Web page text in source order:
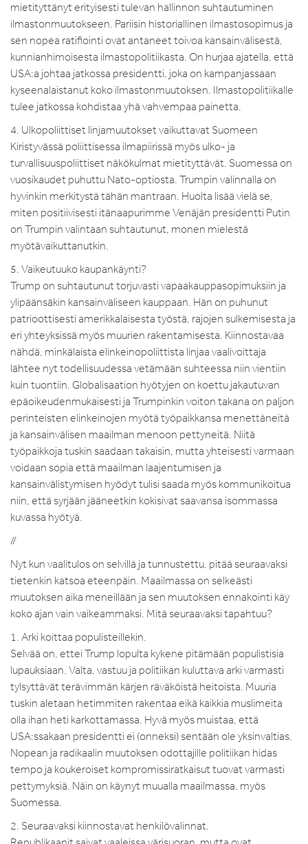
mietityttänyt erityisesti tulevan hallinnon suhtautuminen
ilmastonmuutokseen. Pariisin historiallinen ilmastosopimus ja
sen nopea ratifiointi ovat antaneet toivoa kansainvälisestä,
kunnianhimoisesta ilmastopolitiikasta. On hurjaa ajatella, että
USA:a johtaa jatkossa presidentti, joka on kampanjassaan
kyseenalaistanut koko ilmastonmuutoksen. Ilmastopolitiikalle
tulee jatkossa kohdistaa yhä vahvempaa painetta.
4. Ulkopoliittiset linjamuutokset vaikuttavat Suomeen
Kiristyvässä poliittisessa ilmapiirissä myös ulko- ja
turvallisuuspoliittiset näkökulmat mietityttävät. Suomessa on
vuosikaudet puhuttu Nato-optiosta. Trumpin valinnalla on
hyvinkin merkitystä tähän mantraan. Huolta lisää vielä se,
miten positiivisesti itänaapurimme Venäjän presidentti Putin
on Trumpin valintaan suhtautunut, monen mielestä
myötävaikuttanutkin.
5. Vaikeutuuko kaupankäynti?
Trump on suhtautunut torjuvasti vapaakauppasopimuksiin ja
ylipäänsäkin kansainväliseen kauppaan. Hän on puhunut
patrioottisesti amerikkalaisesta työstä, rajojen sulkemisesta ja
eri yhteyksissä myös muurien rakentamisesta. Kiinnostavaa
nähdä, minkälaista elinkeinopoliittista linjaa vaalivoittaja
lähtee nyt todellisuudessa vetämään suhteessa niin vientiin
kuin tuontiin. Globalisaation hyötyjen on koettu jakautuvan
epäoikeudenmukaisesti ja Trumpinkin voiton takana on paljon
perinteisten elinkeinojen myötä työpaikkansa menettäneitä
ja kansainvälisen maailman menoon pettyneitä. Niitä
työpaikkoja tuskin saadaan takaisin, mutta yhteisesti varmaan
voidaan sopia että maailman laajentumisen ja
kansainvälistymisen hyödyt tulisi saada myös kommunikoitua
niin, että syrjään jääneetkin kokisivat saavansa isommassa
kuvassa hyötyä.
//
Nyt kun vaalitulos on selvillä ja tunnustettu, pitää seuraavaksi
tietenkin katsoa eteenpäin. Maailmassa on selkeästi
muutoksen aika meneillään ja sen muutoksen ennakointi käy
koko ajan vain vaikeammaksi. Mitä seuraavaksi tapahtuu?
1. Arki koittaa populisteillekin.
Selvää on, ettei Trump lopulta kykene pitämään populistisia
lupauksiaan. Valta, vastuu ja politiikan kuluttava arki varmasti
tylsyttävät terävimmän kärjen räväköistä heitoista. Muuria
tuskin aletaan hetimmiten rakentaa eikä kaikkia muslimeita
olla ihan heti karkottamassa. Hyvä myös muistaa, että
USA:ssakaan presidentti ei (onneksi) sentään ole yksinvaltias.
Nopean ja radikaalin muutoksen odottajille politiikan hidas
tempo ja koukeroiset kompromissiratkaisut tuovat varmasti
pettymyksiä. Näin on käynyt muualla maailmassa, myös
Suomessa.
2. Seuraavaksi kiinnostavat henkilövalinnat.